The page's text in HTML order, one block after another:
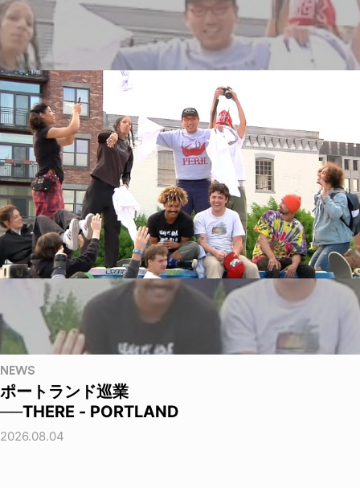
NEWS
ポートランド巡業
──THERE - PORTLAND
2026.08.04